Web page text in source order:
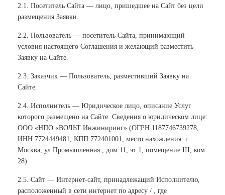
2.1. Посетитель Сайта — лицо, пришедшее на Сайт без цели
размещения Заявки.
2.2. Пользователь — посетитель Сайта, принимающий
условия настоящего Соглашения и желающий разместить
Заявку на Сайте.
2.3. Заказчик — Пользователь, разместивший Заявку на
Сайте.
2.4. Исполнитель — Юридическое лицо, описание Услуг
которого размещено на Сайте. Сведения о юридическом лице:
ООО «НПО «ВОЛЬТ Инжиниринг» (ОГРН 1187746739278,
ИНН 7724449481, КПП 772401001, место нахождения: г
Москва, ул Промышленная , дом 11, эт 1, помещение III, ком
28)
2.5. Сайт — Интернет-сайт, принадлежащий Исполнителю,
расположенный в сети интернет по адресу / , где